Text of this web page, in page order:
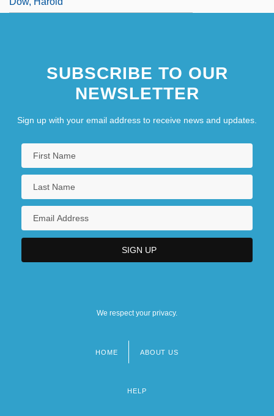
SUBSCRIBE TO OUR
NEWSLETTER
Sign up with your email address to receive news and updates.
We respect your privacy.
HOME ABOUT US
HELP